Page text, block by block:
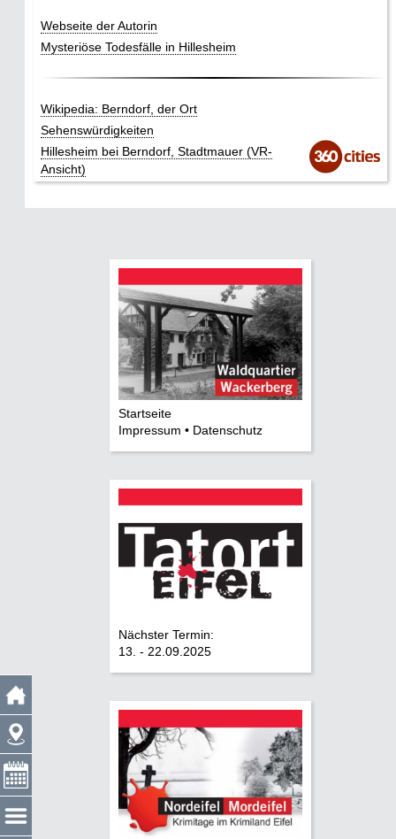
Webseite der Autorin
Mysteriöse Todesfälle in Hillesheim
Wikipedia: Berndorf, der Ort
Sehenswürdigkeiten
Hillesheim bei Berndorf, Stadtmauer (VR-
Ansicht)
Startseite
Impressum • Datenschutz
Nächster Termin:
13. - 22.09.2025